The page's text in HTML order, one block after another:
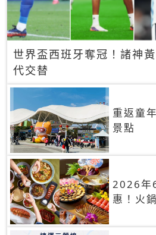
世界盃西班牙奪冠！諸神
代交替
重返童
景點
2026年
惠！火